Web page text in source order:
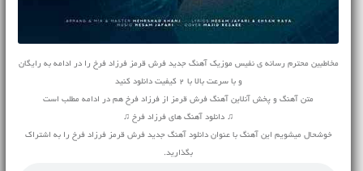
مخاطبین محترم رسانه ی نفیس موزیک آهنگ جدید فرش قرمز فرزاد فرخ را در ادامه به رایگان
و با سرعت بالا با 2 کیفیت دانلود کنید
متن آهنگ و پخش آنلاین آهنگ فرش قرمز از فرزاد فرخ هم در ادامه مطلب است
♫ دانلود آهنگ های فرزاد فرخ ♫
خوشحال میشویم این آهنگ با عنوان دانلود آهنگ جدید فرش قرمز فرزاد فرخ را به اشتراک
بگذارید.